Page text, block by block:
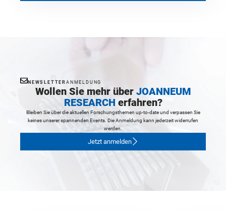
NEWSLETTER ANMELDUNG
Wollen Sie mehr über JOANNEUM
RESEARCH erfahren?
Bleiben Sie über die aktuellen Forschungsthemen up-to-date und verpassen Sie
keines unserer spannenden Events. Die Anmeldung kann jederzeit widerrufen
werden.
Jetzt anmelden